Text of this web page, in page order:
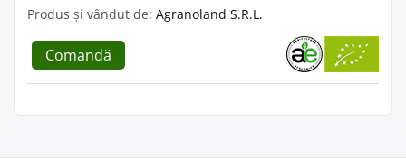
Produs și vândut de: Agranoland S.R.L.
Comandă